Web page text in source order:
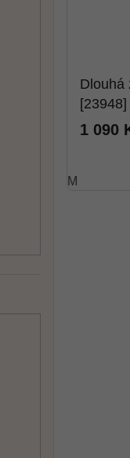
Dlouhá
[23948]
1 090
M